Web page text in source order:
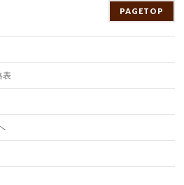
PAGETOP
表